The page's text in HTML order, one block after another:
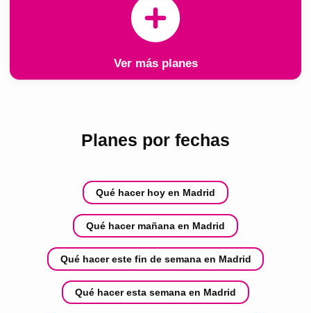
Ver más planes
Planes por fechas
Qué hacer hoy en Madrid
Qué hacer mañana en Madrid
Qué hacer este fin de semana en Madrid
Qué hacer esta semana en Madrid